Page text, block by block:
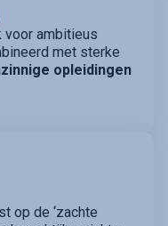
voor ambitieus
met sterke
opleidingen
op de ‘zachte